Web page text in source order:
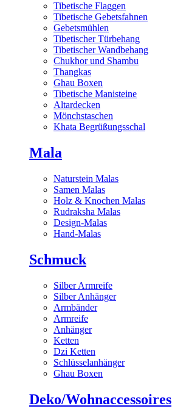
Tibetische Flaggen
Tibetische Gebetsfahnen
Gebetsmühlen
Tibetischer Türbehang
Tibetischer Wandbehang
Chukhor und Shambu
Thangkas
Ghau Boxen
Tibetische Manisteine
Altardecken
Mönchstaschen
Khata Begrüßungsschal
Mala
Naturstein Malas
Samen Malas
Holz & Knochen Malas
Rudraksha Malas
Design-Malas
Hand-Malas
Schmuck
Silber Armreife
Silber Anhänger
Armbänder
Armreife
Anhänger
Ketten
Dzi Ketten
Schlüsselanhänger
Ghau Boxen
Deko/Wohnaccessoires